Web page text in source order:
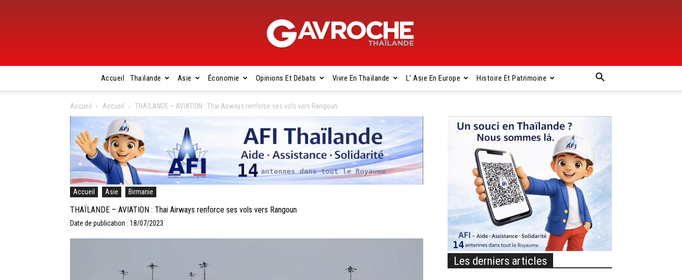
Gavroche
Thaïlande
Accueil Thaïlande Asie Économie Opinions Et Débats Vivre En Thaïlande L’ Asie En Europe Histoire Et Patrimoine
Accueil Accueil THAÏLANDE – AVIATION : Thai Airways renforce ses vols vers Rangoun
Accueil Asie Birmanie
THAÏLANDE – AVIATION : Thai Airways renforce ses vols vers Rangoun
Date de publication : 18/07/2023
Les derniers articles